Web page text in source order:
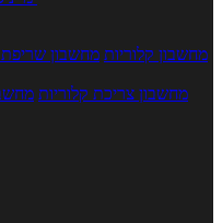
מחשבון קלוריות מחשבון שריפת
מחשבון צריכת קלוריות